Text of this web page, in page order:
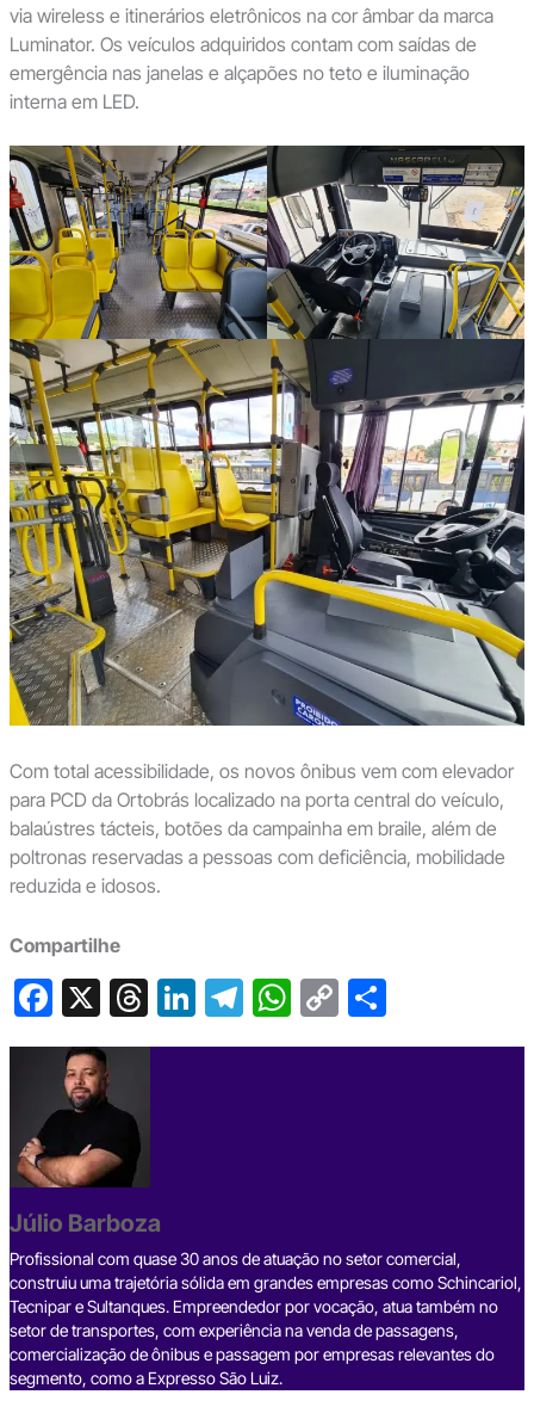
via wireless e itinerários eletrônicos na cor âmbar da marca
Luminator. Os veículos adquiridos contam com saídas de
emergência nas janelas e alçapões no teto e iluminação
interna em LED.
Com total acessibilidade, os novos ônibus vem com elevador
para PCD da Ortobrás localizado na porta central do veículo,
balaústres tácteis, botões da campainha em braile, além de
poltronas reservadas a pessoas com deficiência, mobilidade
reduzida e idosos.
Compartilhe
F
a
c
e
b
o
o
k
X T
hr
s
Li
n
T
el
W
h
C
o
S
h
Júlio Barboza
Profissional com quase 30 anos de atuação no setor comercial,
construiu uma trajetória sólida em grandes empresas como Schincariol,
Tecnipar e Sultanques. Empreendedor por vocação, atua também no
setor de transportes, com experiência na venda de passagens,
comercialização de ônibus e passagem por empresas relevantes do
segmento, como a Expresso São Luiz.